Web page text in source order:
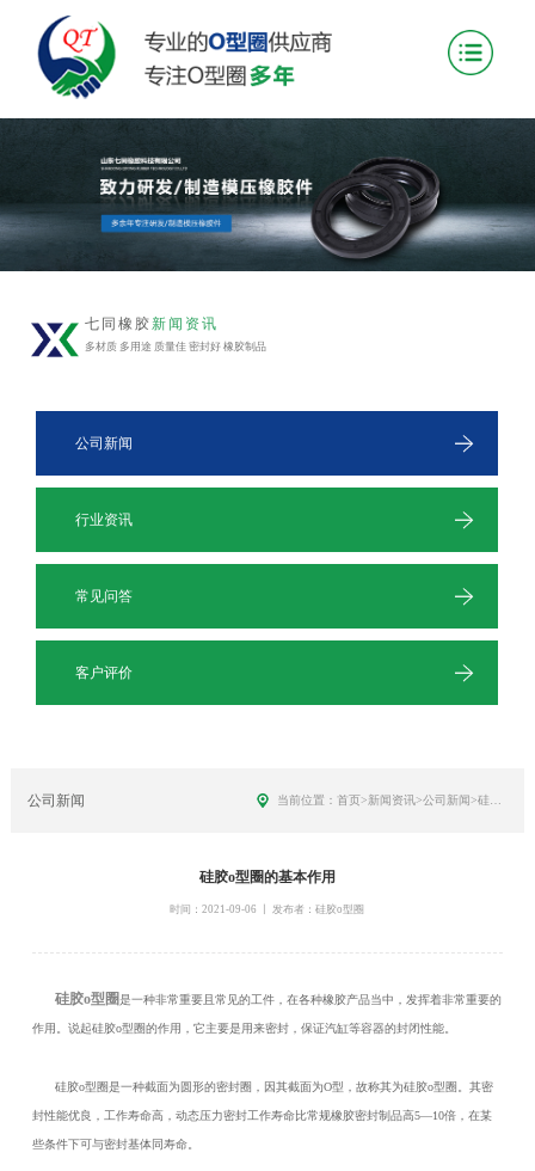
七同橡胶新闻资讯
多材质 多用途 质量佳 密封好 橡胶制品
公司新闻
行业资讯
常见问答
客户评价
公司新闻 当前位置： 首页>新闻资讯>公司新闻>硅胶o型圈的基本作用
硅胶o型圈的基本作用
时间：2021-09-06 丨 发布者：硅胶o型圈
硅胶o型圈是一种非常重要且常见的工件，在各种橡胶产品当中，发挥着非常重要的
作用。说起硅胶o型圈的作用，它主要是用来密封，保证汽缸等容器的封闭性能。
硅胶o型圈是一种截面为圆形的密封圈，因其截面为O型，故称其为硅胶o型圈。其密
封性能优良，工作寿命高，动态压力密封工作寿命比常规橡胶密封制品高5—10倍，在某
些条件下可与密封基体同寿命。